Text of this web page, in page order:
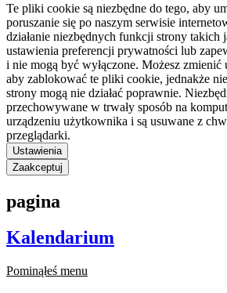
Te pliki cookie są niezbędne do tego, aby
poruszanie się po naszym serwisie
działanie niezbędnych funkcji strony takich
ustawienia preferencji prywatności lub
i nie mogą być wyłączone. Możesz zmienić
aby zablokować te pliki cookie, jednakże
strony mogą nie działać poprawnie.
przechowywane w trwały sposób na
urządzeniu użytkownika i są usuwane z
przeglądarki.
Ustawienia
Zaakceptuj
pagina
Kalendarium
Pominąłeś menu